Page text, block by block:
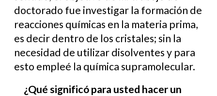
doctorado fue investigar la formación de
reacciones químicas en la materia prima,
es decir dentro de los cristales; sin la
necesidad de utilizar disolventes y para
esto empleé la química supramolecular.
¿Qué significó para usted hacer un